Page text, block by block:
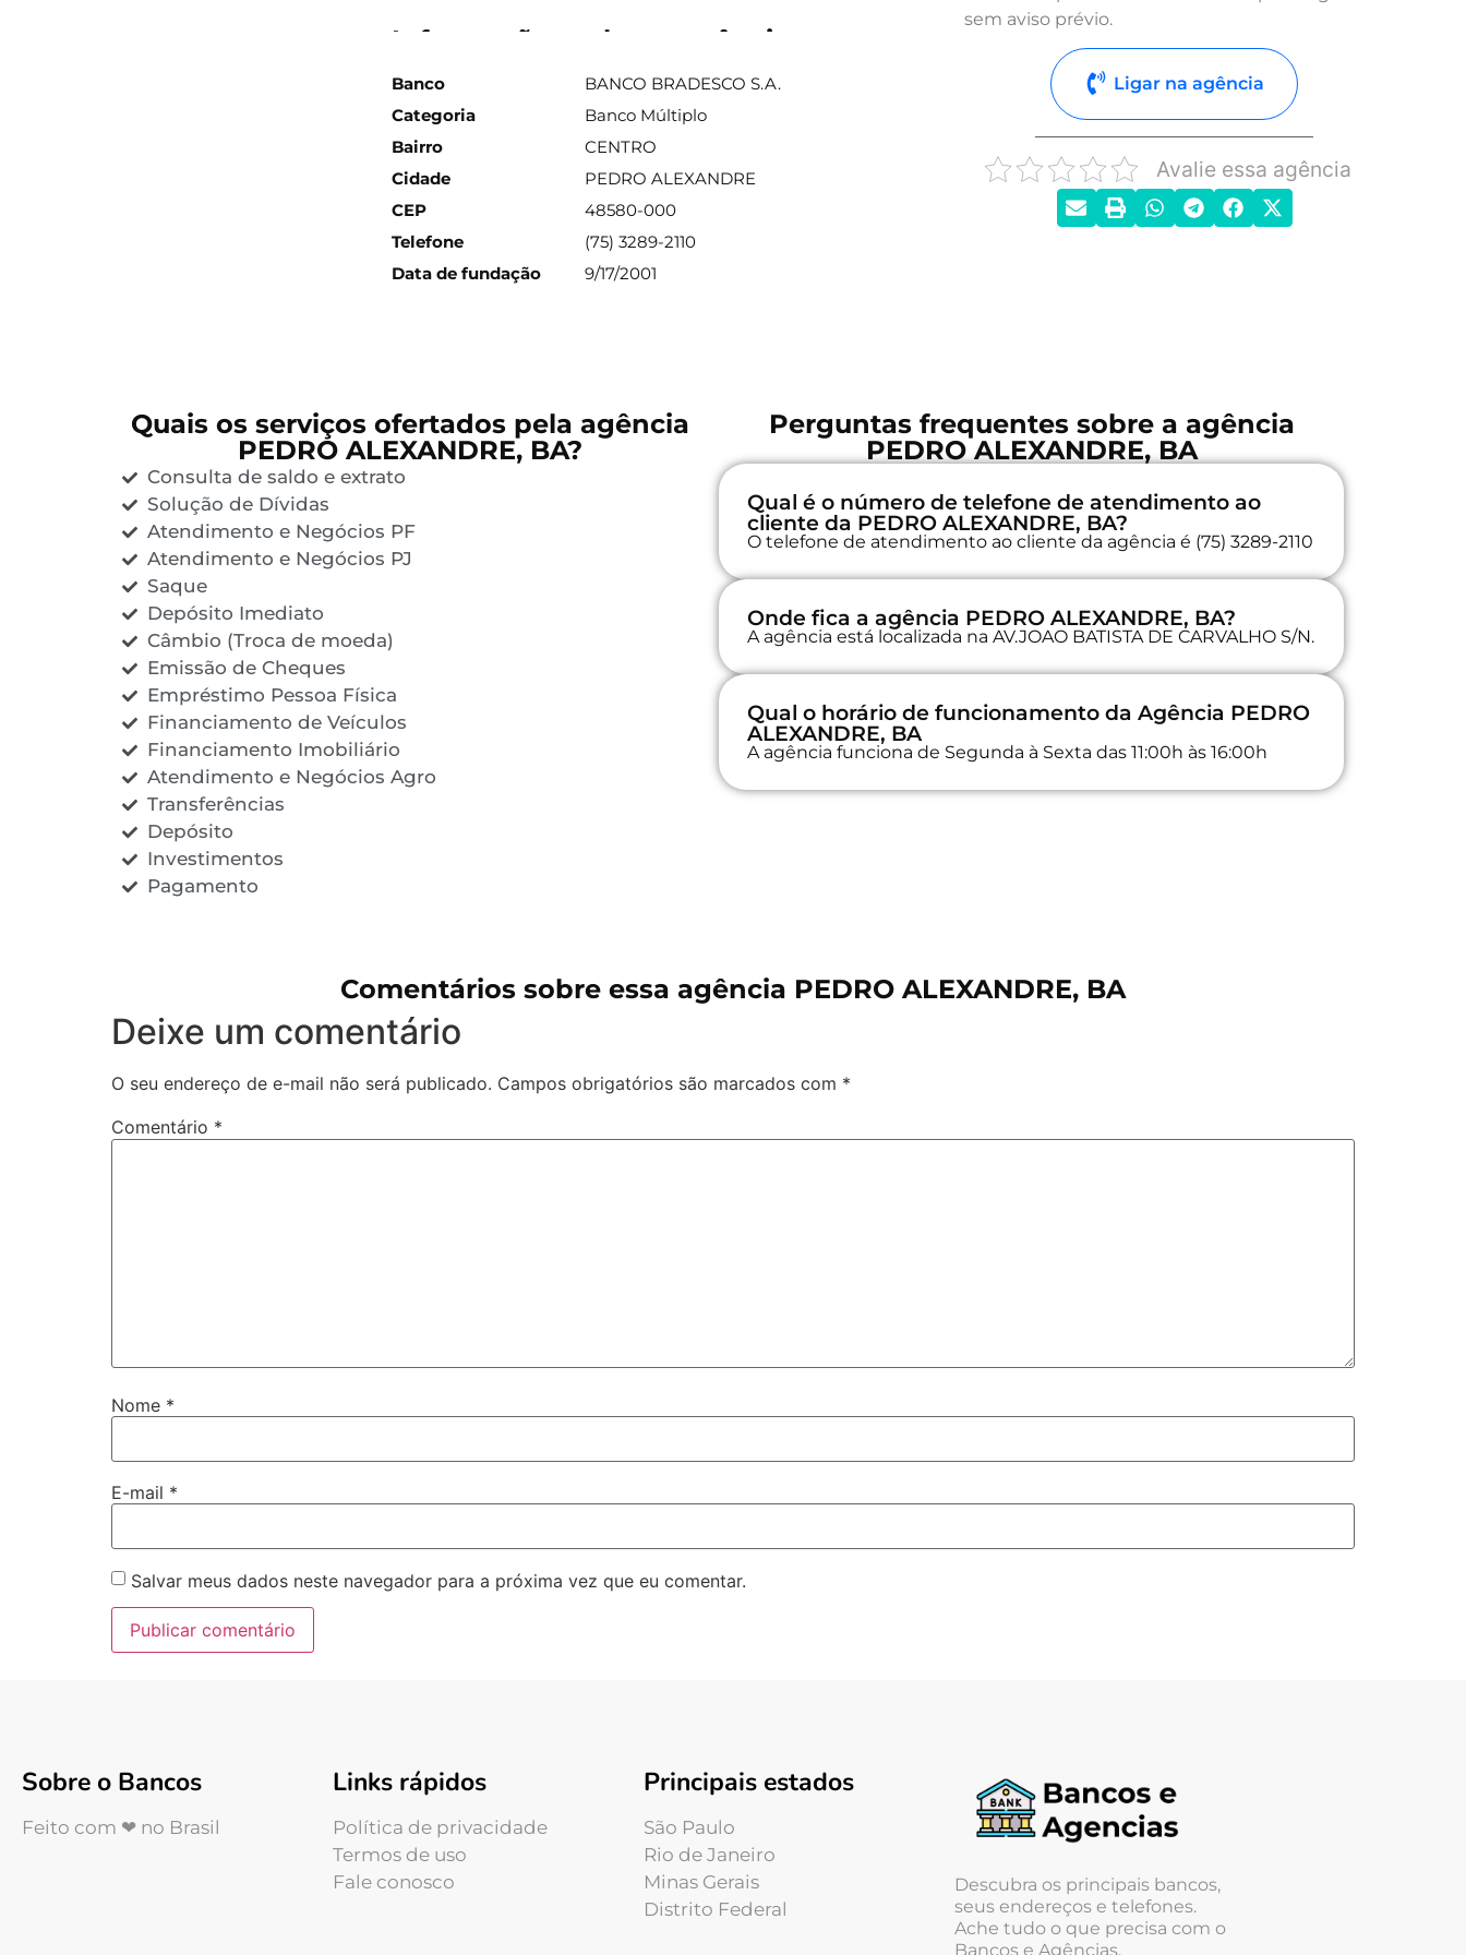
Informações sobre a agência
Banco
BANCO BRADESCO S.A.
Categoria
Banco Múltiplo
Bairro
CENTRO
Cidade
PEDRO ALEXANDRE
CEP
48580-000
Telefone
(75) 3289-2110
Data de fundação
9/17/2001
sem aviso prévio.
Ligar na agência
Avalie essa agência
Quais os serviços ofertados pela agência
PEDRO ALEXANDRE, BA?
Consulta de saldo e extrato
Solução de Dívidas
Atendimento e Negócios PF
Atendimento e Negócios PJ
Saque
Depósito Imediato
Câmbio (Troca de moeda)
Emissão de Cheques
Empréstimo Pessoa Física
Financiamento de Veículos
Financiamento Imobiliário
Atendimento e Negócios Agro
Transferências
Depósito
Investimentos
Pagamento
Perguntas frequentes sobre a agência
PEDRO ALEXANDRE, BA
Qual é o número de telefone de atendimento ao
cliente da PEDRO ALEXANDRE, BA?
O telefone de atendimento ao cliente da agência é (75) 3289-2110
Onde fica a agência PEDRO ALEXANDRE, BA?
A agência está localizada na AV.JOAO BATISTA DE CARVALHO S/N.
Qual o horário de funcionamento da Agência PEDRO
ALEXANDRE, BA
A agência funciona de Segunda à Sexta das 11:00h às 16:00h
Comentários sobre essa agência PEDRO ALEXANDRE, BA
Deixe um comentário
O seu endereço de e-mail não será publicado. Campos obrigatórios são marcados com *
Comentário *
Nome *
E-mail *
Salvar meus dados neste navegador para a próxima vez que eu comentar.
Sobre o Bancos
Feito com ❤ no Brasil
Links rápidos
Política de privacidade
Termos de uso
Fale conosco
Principais estados
São Paulo
Rio de Janeiro
Minas Gerais
Distrito Federal
Descubra os principais bancos,
seus endereços e telefones.
Ache tudo o que precisa com o
Bancos e Agências.